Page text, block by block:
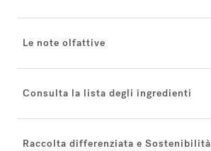
Le note olfattive
Consulta la lista degli ingredienti
Raccolta differenziata e Sostenibilità